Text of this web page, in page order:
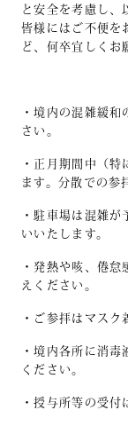
と安全を考慮し、
皆様にはご不便を
ど、何卒宜しくお
・境内の混雑緩
さい。
・正月期間中（
ます。分散での参
・駐車場は混雑
いいたします。
・発熱や咳、倦
えください。
・ご参拝はマスク
・境内各所に消
ください。
・授与所等の受付